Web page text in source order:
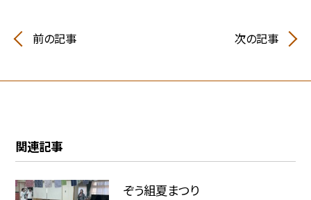
前の記事 次の記事
関連記事
ぞう組夏まつり